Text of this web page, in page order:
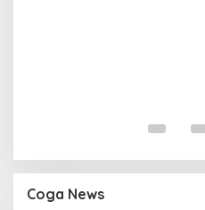
Coga News